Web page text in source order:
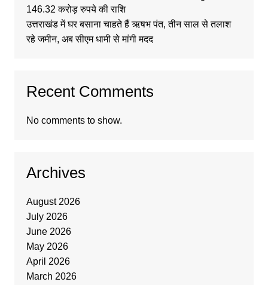
146.32 करोड़ रुपये की राशि
उत्तराखंड में घर बसाना चाहते हैं ऋषभ पंत, तीन साल से तलाश
रहे जमीन, अब सीएम धामी से मांगी मदद
Recent Comments
No comments to show.
Archives
August 2026
July 2026
June 2026
May 2026
April 2026
March 2026